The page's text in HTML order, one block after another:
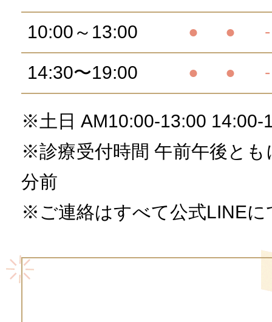
10:00～13:00 ● ● -
14:30〜19:00 ● ● -
※土日 AM10:00-13:00 14:00-
※診療受付時間 午前午後とも
分前
※ご連絡はすべて公式LINEに